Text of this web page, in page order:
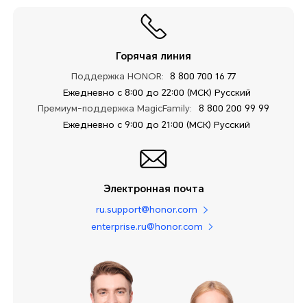
Горячая линия
Поддержка HONOR:
8 800 700 16 77
Ежедневно с 8:00 до 22:00 (МСК) Русский
Премиум-поддержка MagicFamily:
8 800 200 99 99
Ежедневно с 9:00 до 21:00 (МСК) Русский
Электронная почта
ru.support@honor.com
enterprise.ru@honor.com